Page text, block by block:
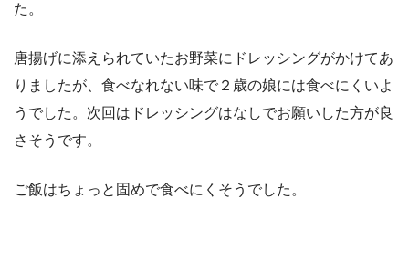
た。
唐揚げに添えられていたお野菜にドレッシングがかけてあ
りましたが、食べなれない味で２歳の娘には食べにくいよ
うでした。次回はドレッシングはなしでお願いした方が良
さそうです。
ご飯はちょっと固めで食べにくそうでした。